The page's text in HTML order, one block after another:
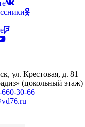
ул. Крестовая, д. 81
(цокольный этаж)
30-66